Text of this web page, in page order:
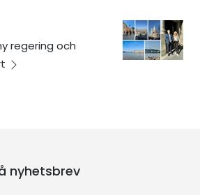
regering och
nyhetsbrev